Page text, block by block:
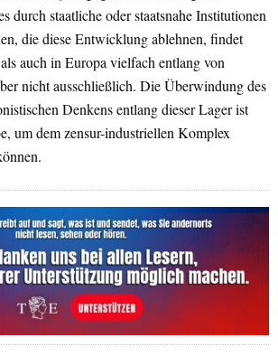
durch staatliche oder staatsnahe Institutionen
die diese Entwicklung ablehnen, findet
auch in Europa vielfach entlang von
nicht ausschließlich. Die Überwindung des
Denkens entlang dieser Lager ist
um dem zensur-industriellen Komplex